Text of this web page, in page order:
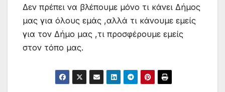
Δεν πρέπει να βλέπουμε μόνο τι κάνει Δήμος
μας για όλους εμάς ,αλλά τι κάνουμε εμείς
για τον Δήμο μας ,τι προσφέρουμε εμείς
στον τόπο μας.